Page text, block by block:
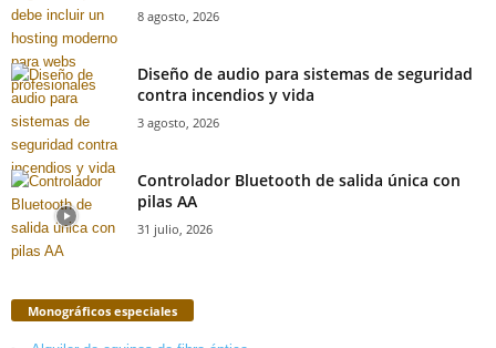
8 agosto, 2026
Diseño de audio para sistemas de seguridad
contra incendios y vida
3 agosto, 2026
Controlador Bluetooth de salida única con
pilas AA
31 julio, 2026
Monográficos especiales